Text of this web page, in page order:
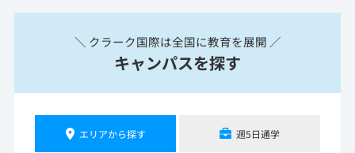
＼ クラーク国際は全国に教育を展開 ／
キャンパスを探す
エリアから探す 週5日通学